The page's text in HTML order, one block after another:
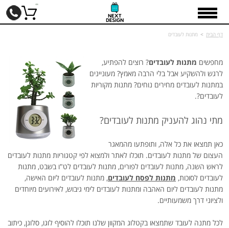
דף הבית > מתנות לעובדים
מחפשים מתנות לעובדים? רוצים להפתיע,
לרגש ולהשקיע אבל בלי הרבה מאמץ? מעוניינים
במתנות לעובדים מחירים נוחים? מתנות מקוריות
לעובדים?.
מתי נהוג להעניק מתנות לעובדים?
כאן תמצאו את כל אלה, ותופתעו מהמאגר
העצום של מתנות לעובדים. תוכלו לאתר ולמצוא לפי קטגוריות מתנות לעובדים
לראש השנה, מתנות לעובדים לפורים, מתנות לעובדים לט"ו בשבט, מתנות
לעובדים לסוכות, מתנות לפסח לעובדים, מתנות לעובדים ליום האישה,
מתנות לעובדים ליום האהבה ומתנות לעובדים לימי גיבוש, לאירועים מיוחדים
ולציוני דרך משמעותיים.
לכל מתנה לעובד שתמצאו בקטלוג המקוון שלנו תוכלו להוסיף לוגו, סלוגן, כיתוב